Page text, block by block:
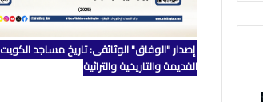
إصدار "الوفاق" الوثائقي: تاريخ مساجد الكويت
القديمة والتاريخية والتراثية